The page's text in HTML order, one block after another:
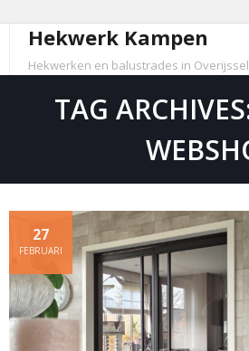
content
Hekwerk Kampen
Hekwerken en balustrades in Overijssel
TAG
27
FEBRUARI